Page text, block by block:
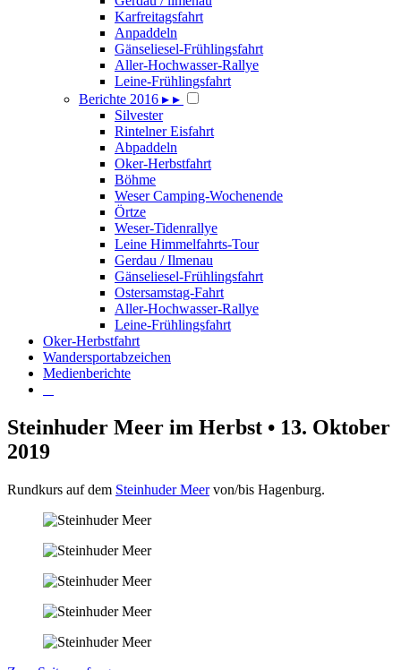
Karfreitagsfahrt
Anpaddeln
Gänseliesel-Frühlingsfahrt
Aller-Hochwasser-Rallye
Leine-Frühlingsfahrt
Berichte 2016 ▸ ▸
Silvester
Rintelner Eisfahrt
Abpaddeln
Oker-Herbstfahrt
Böhme
Weser Camping-Wochenende
Örtze
Weser-Tidenrallye
Leine Himmelfahrts-Tour
Gerdau / Ilmenau
Gänseliesel-Frühlingsfahrt
Ostersamstag-Fahrt
Aller-Hochwasser-Rallye
Leine-Frühlingsfahrt
Oker-Herbstfahrt
Wandersportabzeichen
Medienberichte
Steinhuder Meer im Herbst • 13. Oktober
2019
Rundkurs auf dem Steinhuder Meervon/bis Hagenburg.